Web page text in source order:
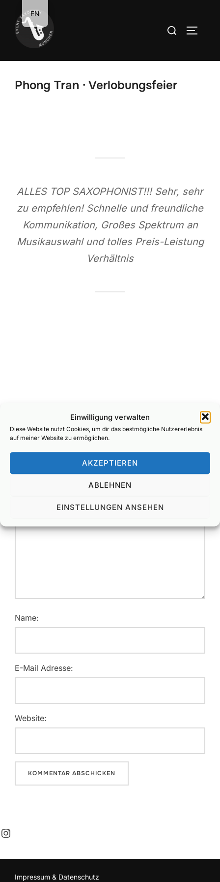
Einwilligung verwalten
Diese Website nutzt Cookies, um dir das bestmögliche Nutzererlebnis
auf meiner Website zu ermöglichen.
AKZEPTIEREN
ABLEHNEN
EINSTELLUNGEN ANSEHEN
Inhalt
springen
Suchen
Phong Tran · Verlobungsfeier
ALLES TOP SAXOPHONIST!!! Sehr, sehr
zu empfehlen! Schnelle und freundliche
Kommunikation, Großes Spektrum an
Musikauswahl und tolles Preis-Leistung
Verhältnis
SCHREIBE EINEN KOMMENTAR
Erforderliche Felder sind mit*markiert
Name:
E-Mail Adresse:
Website:
Instagram
Impressum & Datenschutz
EN